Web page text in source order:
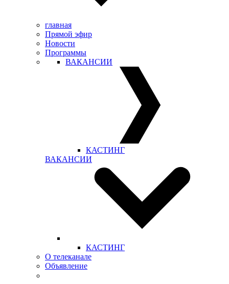
главная
Прямой эфир
Новости
Программы
ВАКАНСИИ
КАСТИНГ
ВАКАНСИИ
КАСТИНГ
О телеканале
Объявление